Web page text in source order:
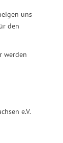
uns
den
werden
e.V.